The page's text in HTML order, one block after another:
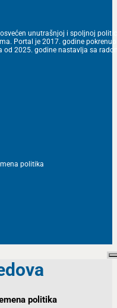
unutrašnjoj i spoljnoj
Portal je 2017. godine
od 2025. godine nastavlja sa
politika
politika